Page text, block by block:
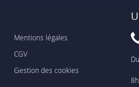
Mentions légales
CGV
Gestion des cookies